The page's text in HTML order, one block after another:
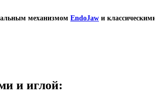
механизмом EndoJaw и
и иглой: